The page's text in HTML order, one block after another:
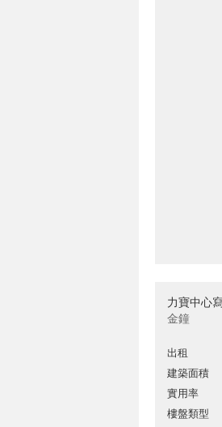
力寶中心
金鐘
出租
建築面積
實用率
樓盤類型